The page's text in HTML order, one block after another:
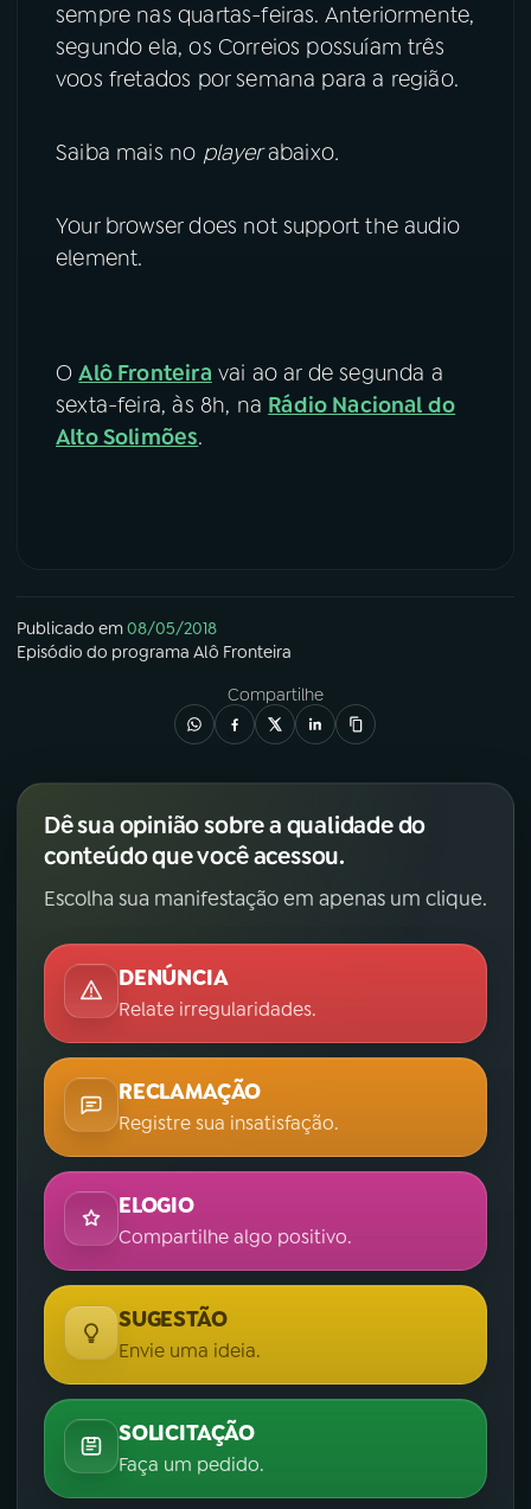
sempre nas quartas-feiras. Anteriormente,
segundo ela, os Correios possuíam três
voos fretados por semana para a região.
Saiba mais no playerabaixo.
Your browser does not support the audio
element.
OAlô Fronteira vai ao ar de segunda a
sexta-feira, às 8h, na Rádio Nacional do
Alto Solimões.
Publicado em08/05/2018
Episódio do programa Alô Fronteira
Compartilhe
Dê sua opinião sobre a qualidade do
conteúdo que você acessou.
Escolha sua manifestação em apenas um clique.
DENÚNCIA
Relate irregularidades.
RECLAMAÇÃO
Registre sua insatisfação.
ELOGIO
Compartilhe algo positivo.
SUGESTÃO
Envie uma ideia.
SOLICITAÇÃO
Faça um pedido.